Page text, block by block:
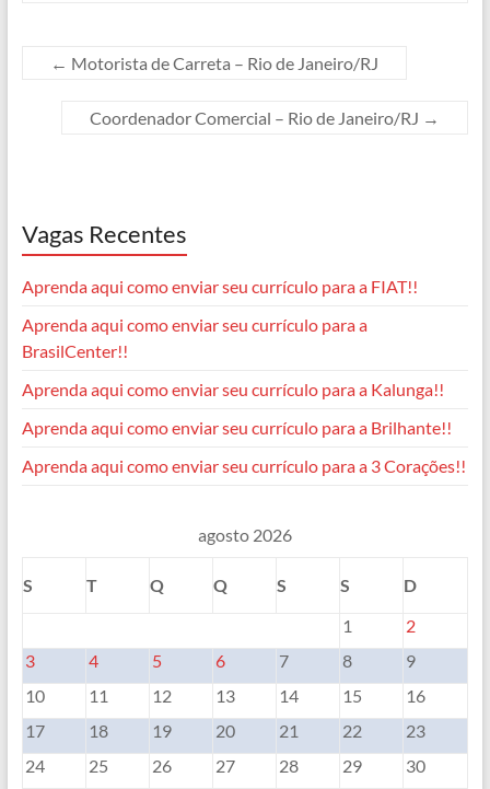
A
p
m
n
e
k
← Motorista de Carreta – Rio de Janeiro/RJ
Coordenador Comercial – Rio de Janeiro/RJ →
Vagas Recentes
Aprenda aqui como enviar seu currículo para a FIAT!!
Aprenda aqui como enviar seu currículo para a
BrasilCenter!!
Aprenda aqui como enviar seu currículo para a Kalunga!!
Aprenda aqui como enviar seu currículo para a Brilhante!!
Aprenda aqui como enviar seu currículo para a 3 Corações!!
agosto 2026
S T Q Q S S
D
1
2
3
4 5 6 7 8
9
10
11 12 13 14 15
16
17
18 19 20 21 22
23
24
25 26 27 28 29
30